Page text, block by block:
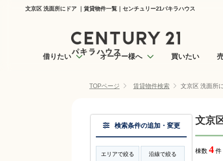
文京区 洗面所にドア ｜賃貸物件一覧｜センチュリー21パキラハウス
借りたい オーナー様へ 買いたい
TOPページ 賃貸物件検索 文京区 洗面所
文京
棟数 4 件
検索条件の追加・変更
エリアで絞る 沿線で絞る